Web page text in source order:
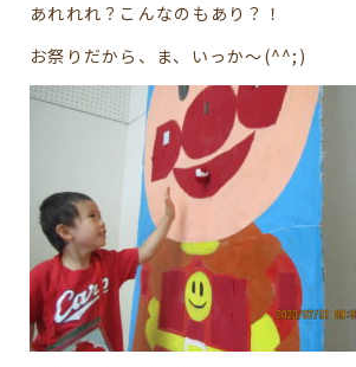
あれれれ？こんなのもあり？！
お祭りだから、ま、いっか～(^^;)